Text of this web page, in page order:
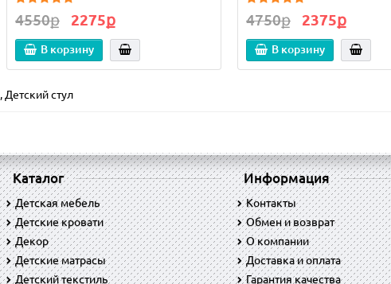
4550ք 2275ք
В корзину
4750ք 2375ք
В корзину
,Детский стул
Каталог
Детская мебель
Детские кровати
Декор
Детские матрасы
Детский текстиль
Информация
Контакты
Обмен и возврат
O компании
Доставка и оплата
Гарантия качества